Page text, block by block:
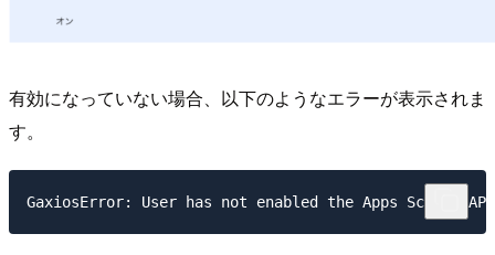
有効になっていない場合、以下のようなエラーが表示されま
す。